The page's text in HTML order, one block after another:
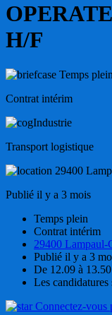
H/F
Temps plein
Contrat intérim
Industrie
Transport logistique
29400
Publié il y a 3 mois
Temps plein
Contrat intérim
29400 Lampaul-
Publié il y a 3
De 12.09 à
Les candidatures
Connectez-vous